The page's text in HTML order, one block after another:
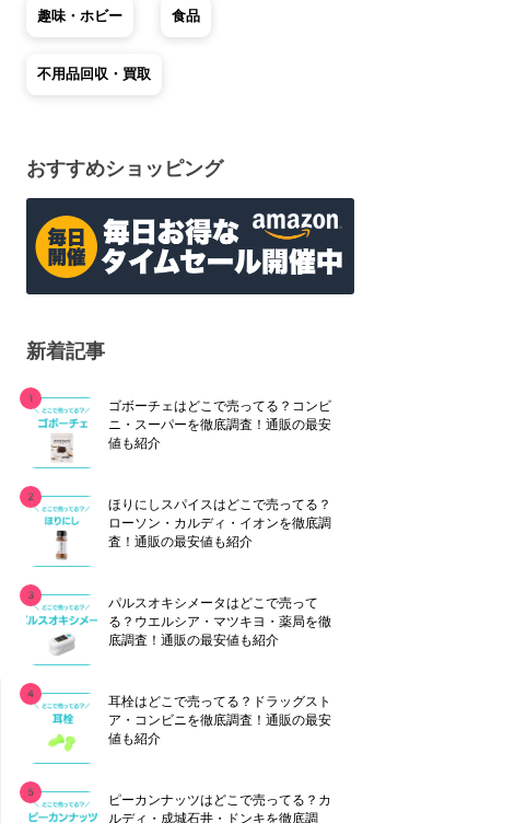
趣味・ホビー 食品
不用品回収・買取
おすすめショッピング
新着記事
ゴボーチェはどこで売ってる？コンビ
ニ・スーパーを徹底調査！通販の最安
値も紹介
ほりにしスパイスはどこで売ってる？
ローソン・カルディ・イオンを徹底調
査！通販の最安値も紹介
パルスオキシメータはどこで売って
る？ウエルシア・マツキヨ・薬局を徹
底調査！通販の最安値も紹介
耳栓はどこで売ってる？ドラッグスト
ア・コンビニを徹底調査！通販の最安
値も紹介
ピーカンナッツはどこで売ってる？カ
ルディ・成城石井・ドンキを徹底調